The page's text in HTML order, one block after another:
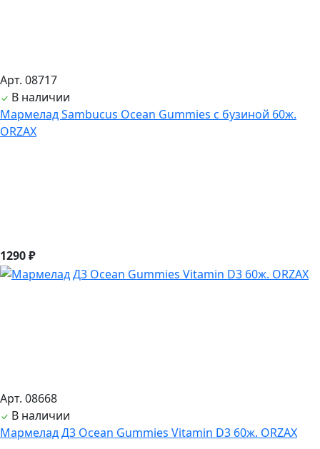
Арт. 08717
В наличии
Мармелад Sambucus Ocean Gummies с бузиной 60ж.
ORZAX
1290 ₽
Арт. 08668
В наличии
Мармелад Д3 Ocean Gummies Vitamin D3 60ж. ORZAX